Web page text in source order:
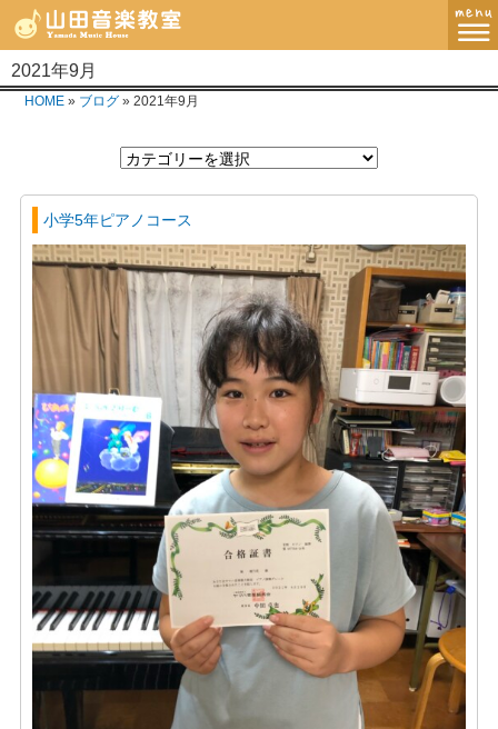
MENU
講師紹介・指導方針
レッスンコース
教室案内
ブログ
2021年9月
HOME» ブログ» 2021年9月
小学5年ピアノコース